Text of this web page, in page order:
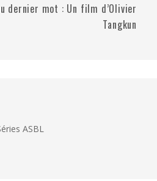
dernier mot : Un film d’Olivier
Tangkun
ASBL